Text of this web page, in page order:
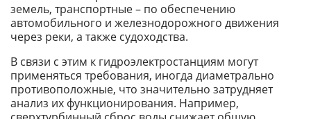
земель, транспортные – по обеспечению
автомобильного и железнодорожного движения
через реки, а также судоходства.
В связи с этим к гидроэлектростанциям могут
применяться требования, иногда диаметрально
противоположные, что значительно затрудняет
анализ их функционирования. Например,